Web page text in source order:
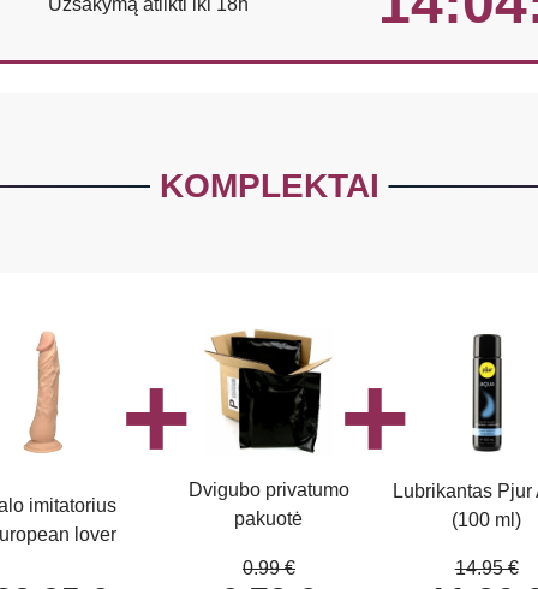
Užsakymą atlikti iki 18h
KOMPLEKTAI
imitatorius
lover
Dvigubo privatumo
pakuotė
0.99 €
Lubrikantas Pjur
(100 ml)
14.95 €